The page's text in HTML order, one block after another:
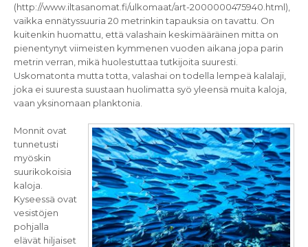
(http://www.iltasanomat.fi/ulkomaat/art-2000000475940.html),
vaikka ennätyssuuria 20 metrinkin tapauksia on tavattu. On
kuitenkin huomattu, että valashain keskimääräinen mitta on
pienentynyt viimeisten kymmenen vuoden aikana jopa parin
metrin verran, mikä huolestuttaa tutkijoita suuresti.
Uskomatonta mutta totta, valashai on todella lempeä kalalaji,
joka ei suuresta suustaan huolimatta syö yleensä muita kaloja,
vaan yksinomaan planktonia.
Monnit ovat
tunnetusti
myöskin
suurikokoisia
kaloja.
Kyseessä ovat
vesistöjen
pohjalla
elävät hiljaiset